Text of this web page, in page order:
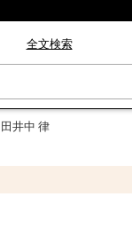
全文検索
田井中 律